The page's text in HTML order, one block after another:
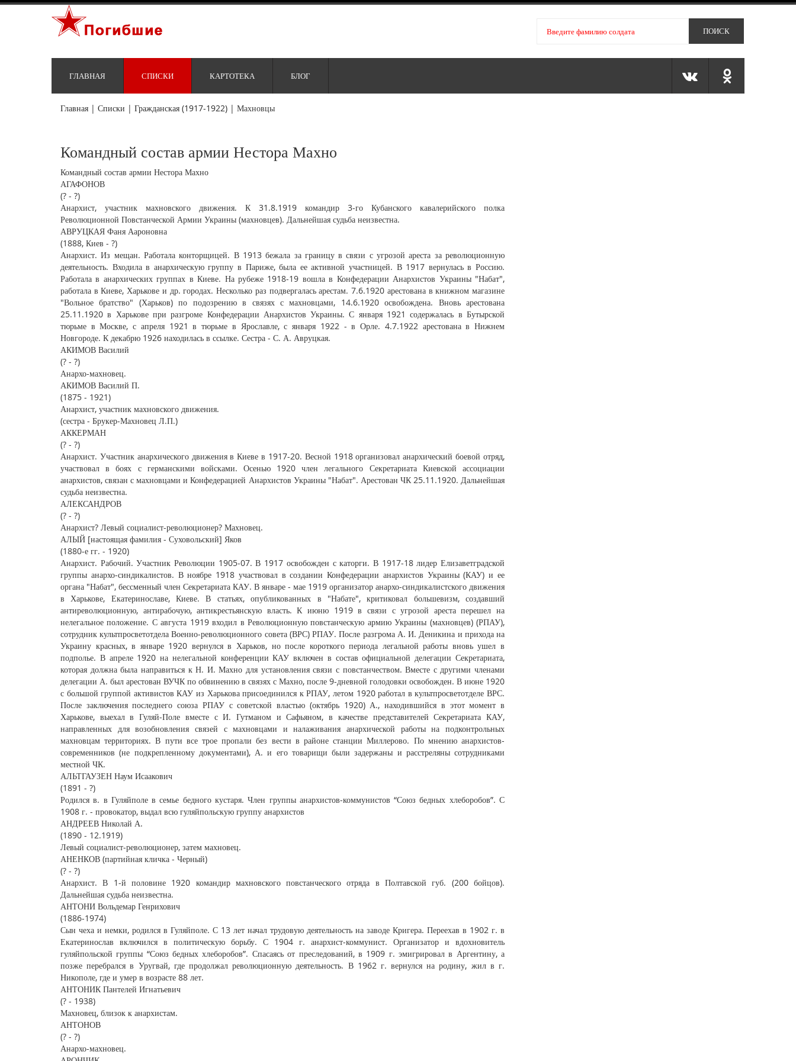
ГЛАВНАЯ СПИСКИ КАРТОТЕКА БЛОГ
Главная | Списки | Гражданская (1917-1922) | Махновцы
Командный состав армии Нестора Махно
Командный состав армии Нестора Махно
АГАФОНОВ
(? - ?)
Анархист, участник махновского движения. К 31.8.1919 командир 3-го Кубанского кавалерийского полка
Революционной Повстанческой Армии Украины (махновцев). Дальнейшая судьба неизвестна.
АВРУЦКАЯ Фаня Аароновна
(1888, Киев - ?)
Анархист. Из мещан. Работала конторщицей. В 1913 бежала за границу в связи с угрозой ареста за революционную
деятельность. Входила в анархическую группу в Париже, была ее активной участницей. В 1917 вернулась в Россию.
Работала в анархических группах в Киеве. На рубеже 1918-19 вошла в Конфедерации Анархистов Украины "Набат",
работала в Киеве, Харькове и др. городах. Несколько раз подвергалась арестам. 7.6.1920 арестована в книжном магазине
"Вольное братство" (Харьков) по подозрению в связях с махновцами, 14.6.1920 освобождена. Вновь арестована
25.11.1920 в Харькове при разгроме Конфедерации Анархистов Украины. С января 1921 содержалась в Бутырской
тюрьме в Москве, с апреля 1921 в тюрьме в Ярославле, с января 1922 - в Орле. 4.7.1922 арестована в Нижнем
Новгороде. К декабрю 1926 находилась в ссылке. Сестра - С. А. Авруцкая.
АКИМОВ Василий
(? - ?)
Анархо-махновец.
АКИМОВ Василий П.
(1875 - 1921)
Анархист, участник махновского движения.
(сестра - Брукер-Махновец Л.П.)
АККЕРМАН
(? - ?)
Анархист. Участник анархического движения в Киеве в 1917-20. Весной 1918 организовал анархический боевой отряд,
участвовал в боях с германскими войсками. Осенью 1920 член легального Секретариата Киевской ассоциации
анархистов, связан с махновцами и Конфедерацией Анархистов Украины "Набат". Арестован ЧК 25.11.1920. Дальнейшая
судьба неизвестна.
АЛЕКСАНДРОВ
(? - ?)
Анархист? Левый социалист-революционер? Махновец.
АЛЫЙ [настоящая фамилия - Суховольский] Яков
(1880-е гг. - 1920)
Анархист. Рабочий. Участник Революции 1905-07. В 1917 освобожден с каторги. В 1917-18 лидер Елизаветградской
группы анархо-синдикалистов. В ноябре 1918 участвовал в создании Конфедерации анархистов Украины (КАУ) и ее
органа "Набат", бессменный член Секретариата КАУ. В январе - мае 1919 организатор анархо-синдикалистского движения
в Харькове, Екатеринославе, Киеве. В статьях, опубликованных в "Набате", критиковал большевизм, создавший
антиреволюционную, антирабочую, антикрестьянскую власть. К июню 1919 в связи с угрозой ареста перешел на
нелегальное положение. С августа 1919 входил в Революционную повстанческую армию Украины (махновцев) (РПАУ),
сотрудник культпросветотдела Военно-революционного совета (ВРС) РПАУ. После разгрома А. И. Деникина и прихода на
Украину красных, в январе 1920 вернулся в Харьков, но после короткого периода легальной работы вновь ушел в
подполье. В апреле 1920 на нелегальной конференции КАУ включен в состав официальной делегации Секретариата,
которая должна была направиться к Н. И. Махно для установления связи с повстанчеством. Вместе с другими членами
делегации А. был арестован ВУЧК по обвинению в связях с Махно, после 9-дневной голодовки освобожден. В июне 1920
с большой группой активистов КАУ из Харькова присоединился к РПАУ, летом 1920 работал в культпросветотделе ВРС.
После заключения последнего союза РПАУ с советской властью (октябрь 1920) А., находившийся в этот момент в
Харькове, выехал в Гуляй-Поле вместе с И. Гутманом и Сафьяном, в качестве представителей Секретариата КАУ,
направленных для возобновления связей с махновцами и налаживания анархической работы на подконтрольных
махновцам территориях. В пути все трое пропали без вести в районе станции Миллерово. По мнению анархистов-
современников (не подкрепленному документами), А. и его товарищи были задержаны и расстреляны сотрудниками
местной ЧК.
АЛЬТГАУЗЕН Наум Исаакович
(1891 - ?)
Родился в. в Гуляйполе в семье бедного кустаря. Член группы анархистов-коммунистов “Союз бедных хлеборобов”. С
1908 г. - провокатор, выдал всю гуляйпольскую группу анархистов
АНДРЕЕВ Николай А.
(1890 - 12.1919)
Левый социалист-революционер, затем махновец.
АНЕНКОВ (партийная кличка - Черный)
(? - ?)
Анархист. В 1-й половине 1920 командир махновского повстанческого отряда в Полтавской губ. (200 бойцов).
Дальнейшая судьба неизвестна.
АНТОНИ Вольдемар Генрихович
(1886-1974)
Сын чеха и немки, родился в Гуляйполе. С 13 лет начал трудовую деятельность на заводе Кригера. Переехав в 1902 г. в
Екатеринослав включился в политическую борьбу. С 1904 г. анархист-коммунист. Организатор и вдохновитель
гуляйпольской группы “Союз бедных хлеборобов”. Спасаясь от преследований, в 1909 г. эмигрировал в Аргентину, а
позже перебрался в Уругвай, где продолжал революционную деятельность. В 1962 г. вернулся на родину, жил в г.
Никополе, где и умер в возрасте 88 лет.
АНТОНИК Пантелей Игнатьевич
(? - 1938)
Махновец, близок к анархистам.
АНТОНОВ
(? - ?)
Анархо-махновец.